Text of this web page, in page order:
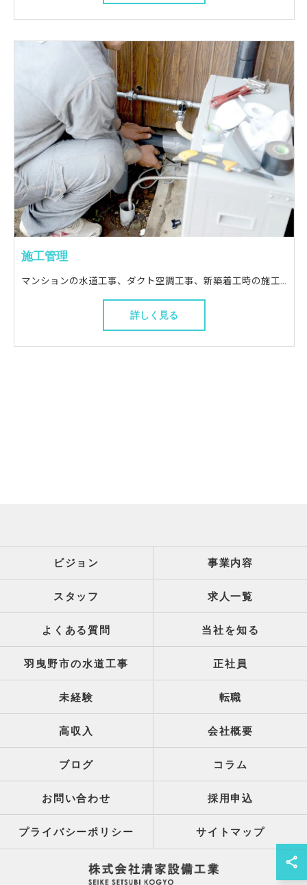
施工管理
マンションの水道工事、ダクト空調工事、新築着工時の施工などを行います。 パイプを用いて水回りを機能させる仕事◎ 生活に必要不可欠な業種なので、やりがいは十分。 かつ、今後も安定の業務量を見込めます。
詳しく見る
ビジョン 事業内容
スタッフ 求人一覧
よくある質問 当社を知る
羽曳野市の水道工事 正社員
未経験 転職
高収入 会社概要
ブログ コラム
お問い合わせ 採用申込
プライバシーポリシー サイトマップ